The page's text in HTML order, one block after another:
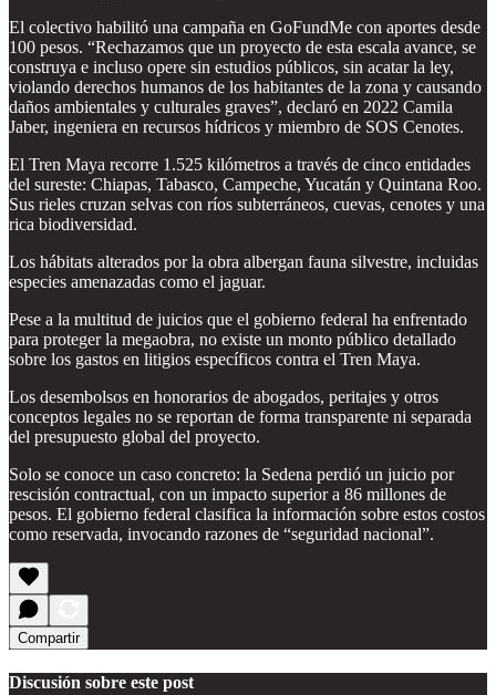
El colectivo habilitó una campaña en GoFundMe con aportes desde
100 pesos. “Rechazamos que un proyecto de esta escala avance, se
construya e incluso opere sin estudios públicos, sin acatar la ley,
violando derechos humanos de los habitantes de la zona y causando
daños ambientales y culturales graves”, declaró en 2022 Camila
Jaber, ingeniera en recursos hídricos y miembro de SOS Cenotes.
El Tren Maya recorre 1.525 kilómetros a través de cinco entidades
del sureste: Chiapas, Tabasco, Campeche, Yucatán y Quintana Roo.
Sus rieles cruzan selvas con ríos subterráneos, cuevas, cenotes y una
rica biodiversidad.
Los hábitats alterados por la obra albergan fauna silvestre, incluidas
especies amenazadas como el jaguar.
Pese a la multitud de juicios que el gobierno federal ha enfrentado
para proteger la megaobra, no existe un monto público detallado
sobre los gastos en litigios específicos contra el Tren Maya.
Los desembolsos en honorarios de abogados, peritajes y otros
conceptos legales no se reportan de forma transparente ni separada
del presupuesto global del proyecto.
Solo se conoce un caso concreto: la Sedena perdió un juicio por
rescisión contractual, con un impacto superior a 86 millones de
pesos. El gobierno federal clasifica la información sobre estos costos
como reservada, invocando razones de “seguridad nacional”.
Compartir
Discusión sobre este post